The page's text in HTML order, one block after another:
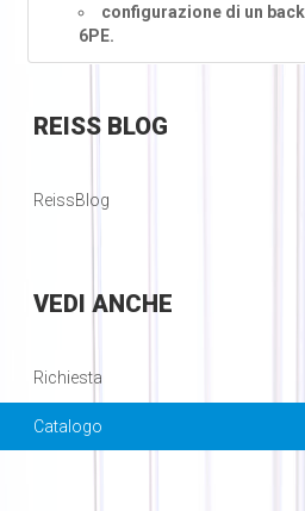
configurazione di un
6PE.
REISSBLOG
ReissBlog
VEDI ANCHE
Richiesta
Catalogo